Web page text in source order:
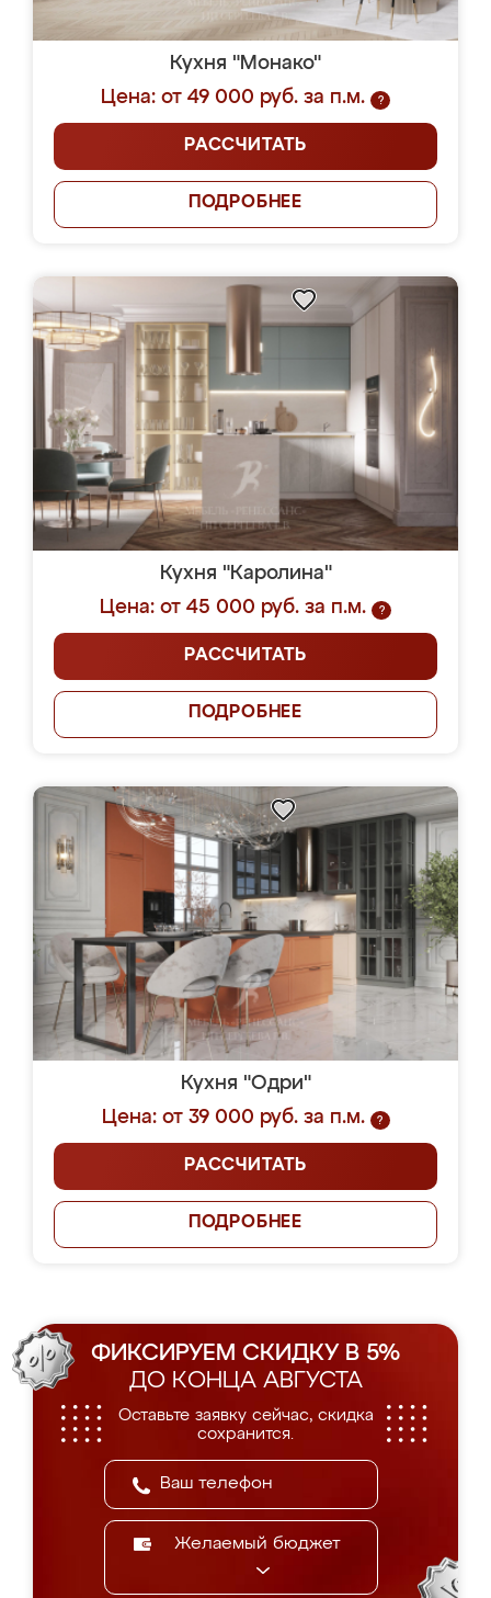
Кухня "Монако"
Цена: от 49 000 руб. за п.м.
?
РАССЧИТАТЬ
ПОДРОБНЕЕ
Кухня "Каролина"
Цена: от 45 000 руб. за п.м.
?
РАССЧИТАТЬ
ПОДРОБНЕЕ
Кухня "Одри"
Цена: от 39 000 руб. за п.м.
?
РАССЧИТАТЬ
ПОДРОБНЕЕ
ФИКСИРУЕМ СКИДКУ В 5%
ДО КОНЦА АВГУСТА
Оставьте заявку сейчас, скидка
сохранится.
Желаемый бюджет